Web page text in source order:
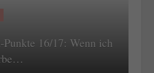
Punkte 16/17: Wenn ich